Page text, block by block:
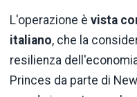
L'operazione è vista
italiano, che la
resilienza
Princes da parte di